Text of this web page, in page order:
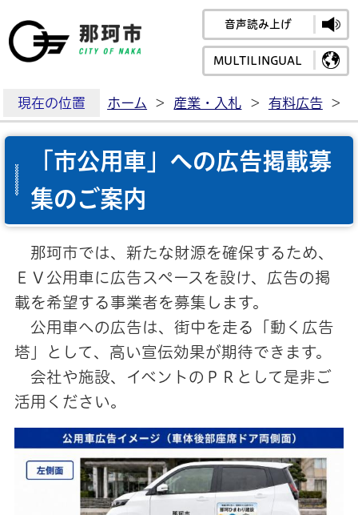
那珂市公式ホームペ
音声読み上げ
MULTILINGUAL
現在の位置 ホーム > 産業・入札 > 有料広告 >
「市公用車」への広告掲載募
集のご案内
那珂市では、新たな財源を確保するため、
ＥＶ公用車に広告スペースを設け、広告の掲
載を希望する事業者を募集します。
公用車への広告は、街中を走る「動く広告
塔」として、高い宣伝効果が期待できます。
会社や施設、イベントのＰＲとして是非ご
活用ください。